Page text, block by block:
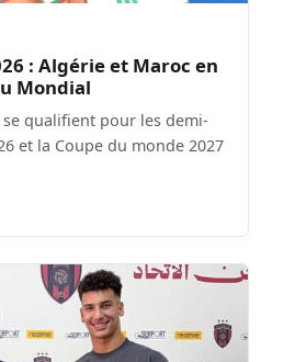
: Algérie et Maroc en
Mondial
qualifient pour les demi-
et la Coupe du monde 2027